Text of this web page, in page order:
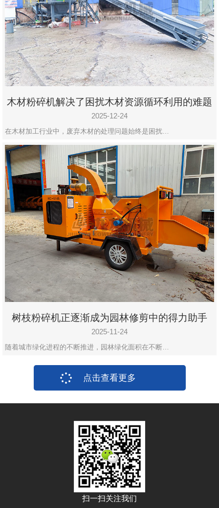
木材粉碎机解决了困扰木材资源循环利用的难题
2025-12-24
在木材加工行业中，废弃木材的处理问题始终是困扰…
树枝粉碎机正逐渐成为园林修剪中的得力助手
2025-11-24
随着城市绿化进程的不断推进，园林绿化面积在不断…
点击查看更多
扫一扫关注我们